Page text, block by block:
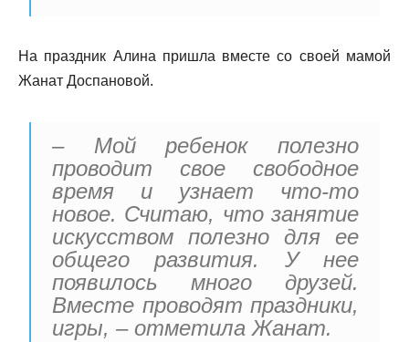
На праздник Алина пришла вместе со своей мамой
Жанат Доспановой.
– Мой ребенок полезно
проводит свое свободное
время и узнает что-то
новое. Считаю, что занятие
искусством полезно для ее
общего развития. У нее
появилось много друзей.
Вместе проводят праздники,
игры, – отметила Жанат.